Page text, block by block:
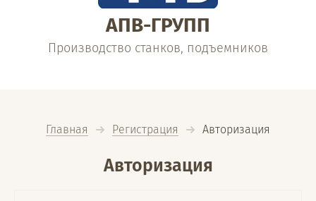
АПВ-ГРУПП
Производство станков, подъемников
Главная Регистрация
  Авторизация
Авторизация